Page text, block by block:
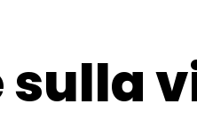
sulla